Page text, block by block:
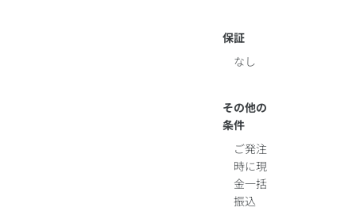
保証
なし
その他の
条件
ご発注
時に現
金一括
振込